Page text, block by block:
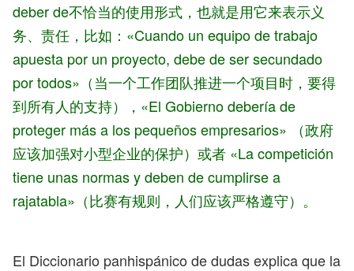
deber de不恰当的使用形式，也就是用它来表示义
务、责任，比如：«Cuando un equipo de trabajo
apuesta por un proyecto, debe de ser secundado
por todos»（当一个工作团队推进一个项目时，要得
到所有人的支持），«El Gobierno debería de
proteger más a los pequeños empresarios» （政府
应该加强对小型企业的保护）或者 «La competición
tiene unas normas y deben de cumplirse a
rajatabla»（比赛有规则，人们应该严格遵守）。
El Diccionario panhispánico de dudas explica que la